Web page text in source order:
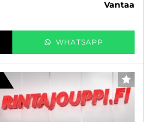
vantaa
WHATSAPP